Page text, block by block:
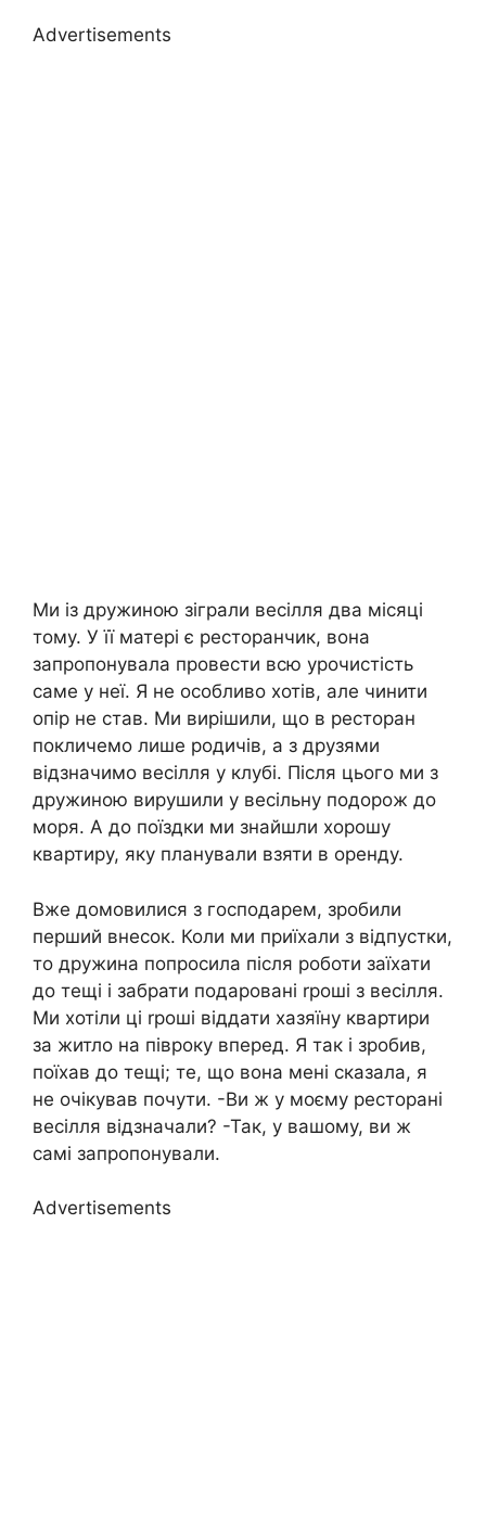
Advertisements
Ми із дружиною зіграли весілля два місяці
тому. У її матері є ресторанчик, вона
запропонувала провести всю урочистість
саме у неї. Я не особливо хотів, але чинити
опір не став. Ми вирішили, що в ресторан
покличемо лише родичів, а з друзями
відзначимо весілля у клубі. Після цього ми з
дружиною вирушили у весільну подорож до
моря. А до поїздки ми знайшли хорошу
квартиру, яку планували взяти в оренду.
Вже домовилися з господарем, зробили
перший внесок. Коли ми приїхали з відпустки,
то дружина попросила після роботи заїхати
до тещі і забрати подаровані rроші з весілля.
Ми хотіли ці rроші віддати хазяїну квартири
за житло на півроку вперед. Я так і зробив,
поїхав до тещі; те, що вона мені сказала, я
не очікував почути. -Ви ж у моєму ресторані
весілля відзначали? -Так, у вашому, ви ж
самі запропонували.
Advertisements